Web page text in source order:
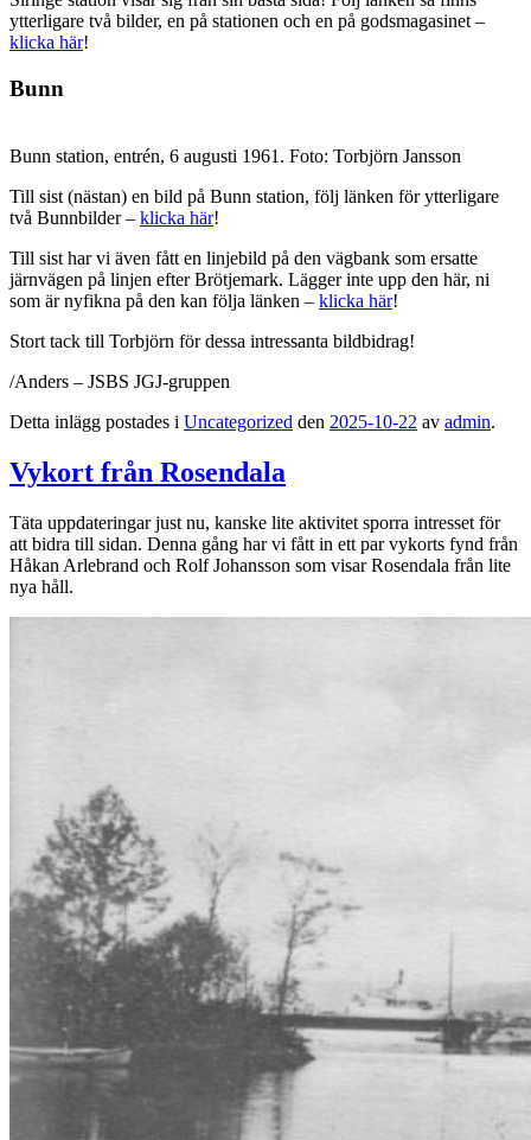
ytterligare två bilder, en på stationen och en på godsmagasinet –
klicka här!
Bunn
Bunn station, entrén, 6 augusti 1961. Foto: Torbjörn Jansson
Till sist (nästan) en bild på Bunn station, följ länken för ytterligare
två Bunnbilder – klicka här!
Till sist har vi även fått en linjebild på den vägbank som ersatte
järnvägen på linjen efter Brötjemark. Lägger inte upp den här, ni
som är nyfikna på den kan följa länken – klicka här!
Stort tack till Torbjörn för dessa intressanta bildbidrag!
/Anders – JSBS JGJ-gruppen
Detta inlägg postades i Uncategorized den 2025-10-22 av admin.
Vykort från Rosendala
Täta uppdateringar just nu, kanske lite aktivitet sporra intresset för
att bidra till sidan. Denna gång har vi fått in ett par vykorts fynd från
Håkan Arlebrand och Rolf Johansson som visar Rosendala från lite
nya håll.